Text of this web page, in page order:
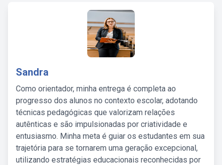
Sandra
Como orientador, minha entrega é completa ao
progresso dos alunos no contexto escolar, adotando
técnicas pedagógicas que valorizam relações
autênticas e são impulsionadas por criatividade e
entusiasmo. Minha meta é guiar os estudantes em sua
trajetória para se tornarem uma geração excepcional,
utilizando estratégias educacionais reconhecidas por